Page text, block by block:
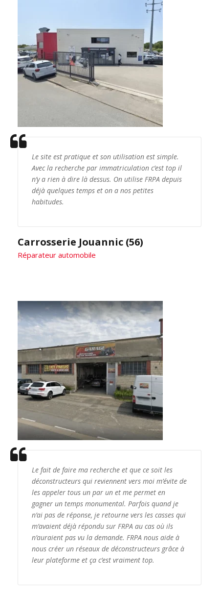
Le site est pratique et son utilisation est simple.
Avec la recherche par immatriculation c’est top il
n’y a rien à dire là dessus. On utilise FRPA depuis
déjà quelques temps et on a nos petites
habitudes.
Carrosserie Jouannic (56)
Réparateur automobile
Le fait de faire ma recherche et que ce soit les
déconstructeurs qui reviennent vers moi m’évite de
les appeler tous un par un et me permet en
gagner un temps monumental. Parfois quand je
n’ai pas de réponse, je retourne vers les casses qui
m’avaient déjà répondu sur FRPA au cas où ils
n’auraient pas vu la demande. FRPA nous aide à
nous créer un réseaux de déconstructeurs grâce à
leur plateforme et ça c’est vraiment top.